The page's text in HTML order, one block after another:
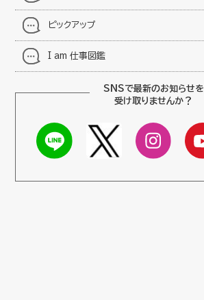
ピックアップ
I am 仕事図鑑
SNSで最新のお知らせを
受け取りませんか？